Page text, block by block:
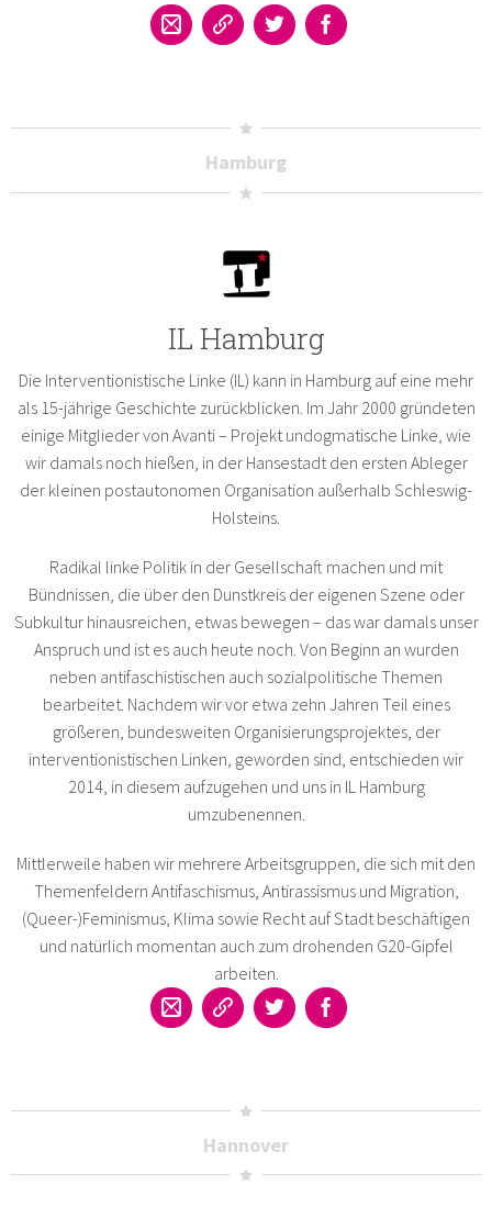
Hamburg
IL Hamburg
Die Interventionistische Linke (IL) kann in Hamburg auf eine mehr
als 15-jährige Geschichte zurückblicken. Im Jahr 2000 gründeten
einige Mitglieder von Avanti – Projekt undogmatische Linke, wie
wir damals noch hießen, in der Hansestadt den ersten Ableger
der kleinen postautonomen Organisation außerhalb Schleswig-
Holsteins.
Radikal linke Politik in der Gesellschaft machen und mit
Bündnissen, die über den Dunstkreis der eigenen Szene oder
Subkultur hinausreichen, etwas bewegen – das war damals unser
Anspruch und ist es auch heute noch. Von Beginn an wurden
neben antifaschistischen auch sozialpolitische Themen
bearbeitet. Nachdem wir vor etwa zehn Jahren Teil eines
größeren, bundesweiten Organisierungsprojektes, der
interventionistischen Linken, geworden sind, entschieden wir
2014, in diesem aufzugehen und uns in IL Hamburg
umzubenennen.
Mittlerweile haben wir mehrere Arbeitsgruppen, die sich mit den
Themenfeldern Antifaschismus, Antirassismus und Migration,
(Queer-)Feminismus, Klima sowie Recht auf Stadt beschäftigen
und natürlich momentan auch zum drohenden G20-Gipfel
arbeiten.
Hannover